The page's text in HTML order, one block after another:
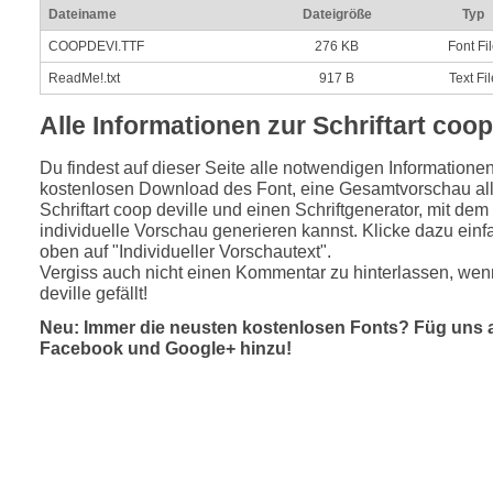
Dateiname Dateigröße Typ
COOPDEVI.TTF 276 KB Font
ReadMe!.txt 917 B Text
Alle Informationen zur Schriftart
Du findest auf dieser Seite alle notwendigen
kostenlosen Download des Font, eine Gesamtvorschau
Schriftart coop deville und einen Schriftgenerator, mit
individuelle Vorschau generieren kannst. Klicke dazu
oben auf "Individueller Vorschautext".
Vergiss auch nicht einen Kommentar zu hinterlassen,
deville gefällt!
Neu: Immer die neusten kostenlosen Fonts? Füg uns
Facebook und Google+ hinzu!